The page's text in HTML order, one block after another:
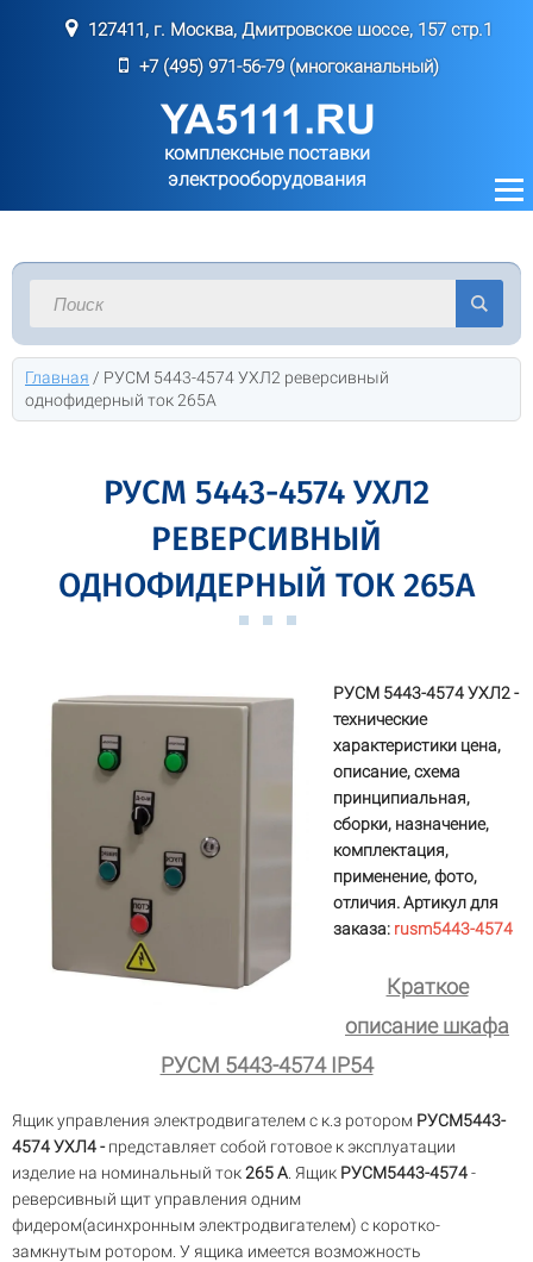
127411, г. Москва, Дмитровское шоссе, 157 стр.1
+7 (495) 971-56-79 (многоканальный)
комплексные поставки
электрооборудования
Главная / РУСМ 5443-4574 УХЛ2 реверсивный
однофидерный ток 265А
РУСМ 5443-4574 УХЛ2
РЕВЕРСИВНЫЙ
ОДНОФИДЕРНЫЙ ТОК 265А
РУСМ 5443-4574 УХЛ2 -
технические
характеристики цена,
описание, схема
принципиальная,
сборки, назначение,
комплектация,
применение, фото,
отличия. Артикул для
заказа: rusm5443-4574
Краткое
описание шкафа
РУСМ 5443-4574 IP54
Ящик управления электродвигателем с к.з ротором РУСМ5443-
4574 УХЛ4 -представляет собой готовое к эксплуатации
изделие на номинальный ток265 А . Ящик РУСМ5443-4574-
реверсивный щит управления одним
фидером(асинхронным электродвигателем) с коротко-
замкнутым ротором. У ящика имеется возможность